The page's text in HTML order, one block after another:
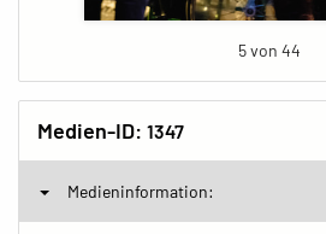
5 von 44
Medien-ID: 1347
Medieninformation: